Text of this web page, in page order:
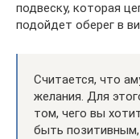
подвеску, которая
подойдет оберег в
Считается, что
желания. Для
том, чего вы
быть